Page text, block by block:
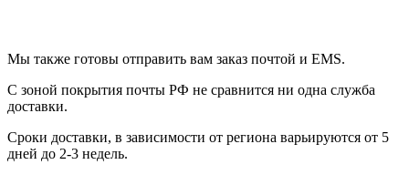
Мы также готовы отправить вам заказ почтой и EMS.
С зоной покрытия почты РФ не сравнится ни одна служба
доставки.
Сроки доставки, в зависимости от региона варьируются от 5
дней до 2-3 недель.